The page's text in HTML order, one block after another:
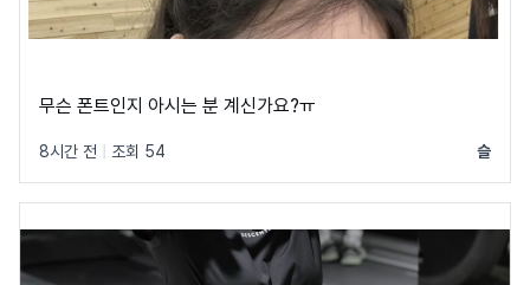
무슨 폰트인지 아시는 분 계신가요?ㅠ
8시간 전 조회 54 슬